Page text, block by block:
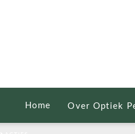
Home Over Optiek